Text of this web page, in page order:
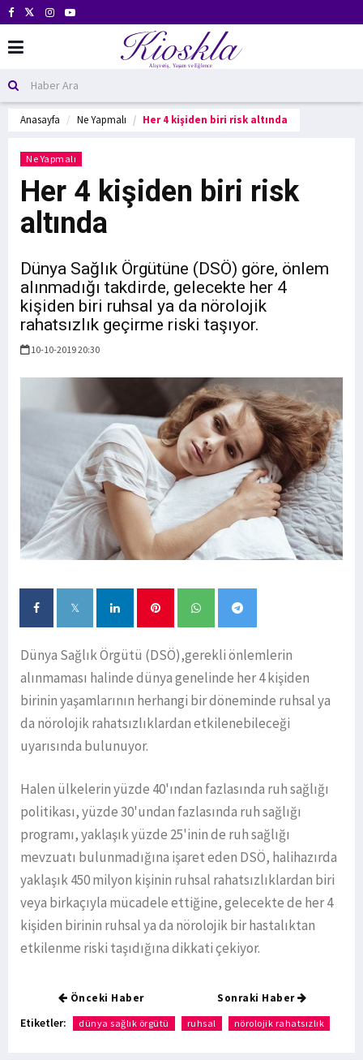
Anasayfa Ne Yapmalı Her 4 kişiden biri risk altında
Ne Yapmalı
Her 4 kişiden biri risk
altında
Dünya Sağlık Örgütüne (DSÖ) göre, önlem
alınmadığı takdirde, gelecekte her 4
kişiden biri ruhsal ya da nörolojik
rahatsızlık geçirme riski taşıyor.
10-10-2019 20:30
Dünya Sağlık Örgütü (DSÖ),gerekli önlemlerin
alınmaması halinde dünya genelinde her 4 kişiden
birinin yaşamlarının herhangi bir döneminde ruhsal ya
da nörolojik rahatsızlıklardan etkilenebileceği
uyarısında bulunuyor.
Halen ülkelerin yüzde 40'ından fazlasında ruh sağlığı
politikası, yüzde 30'undan fazlasında ruh sağlığı
programı, yaklaşık yüzde 25'inin de ruh sağlığı
mevzuatı bulunmadığına işaret eden DSÖ, halihazırda
yaklaşık 450 milyon kişinin ruhsal rahatsızlıklardan biri
veya birkaçıyla mücadele ettiğine, gelecekte de her 4
kişiden birinin ruhsal ya da nörolojik bir hastalıktan
etkilenme riski taşıdığına dikkati çekiyor.
Önceki Haber Sonraki Haber
Etiketler: dünya sağlık örgütü ruhsal nörolojik rahatsızlık